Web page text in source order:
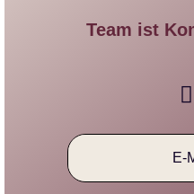
Team ist
E-